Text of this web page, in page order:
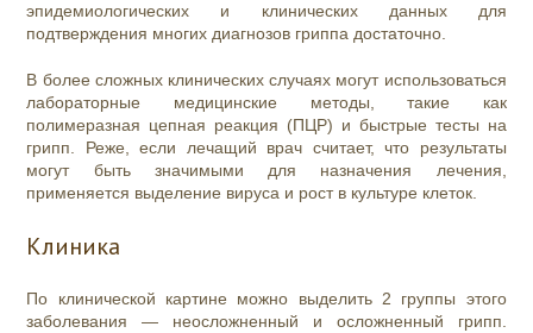
эпидемиологических и клинических данных для
подтверждения многих диагнозов гриппа достаточно.
В более сложных клинических случаях могут использоваться
лабораторные медицинские методы, такие как
полимеразная цепная реакция (ПЦР) и быстрые тесты на
грипп. Реже, если лечащий врач считает, что результаты
могут быть значимыми для назначения лечения,
применяется выделение вируса и рост в культуре клеток.
Клиника
По клинической картине можно выделить 2 группы этого
заболевания — неосложненный и осложненный грипп.